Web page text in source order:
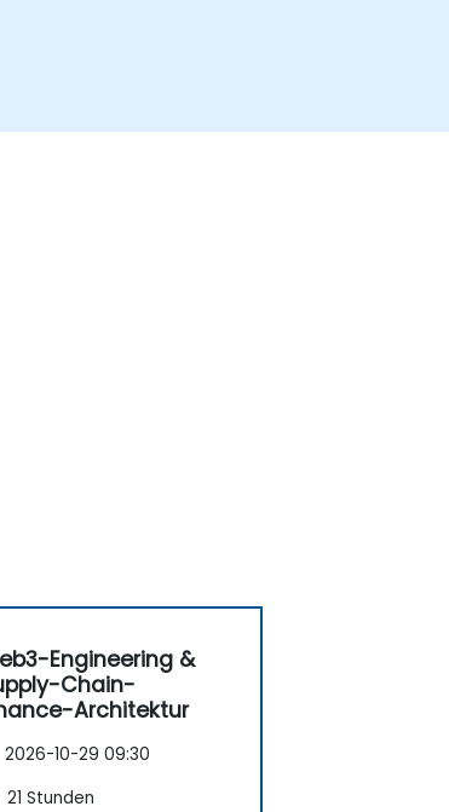
Engineering &
Chain-
Architektur
2026-10-29 09:30
21 Stunden